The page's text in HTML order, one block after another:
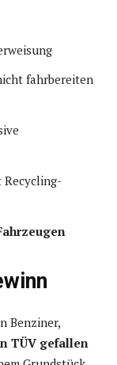
fahrbereiten
Recycling-
Benziner,
TÜV gefallen